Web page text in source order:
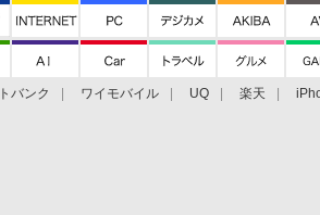
バンク ワイモバイル UQ 楽天